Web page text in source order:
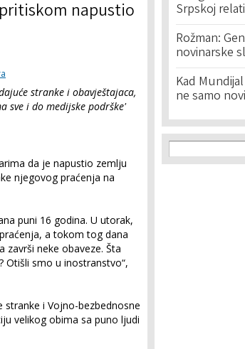
napustio
stranke i obavještajaca,
sve i do medijske podrške'
da je napustio zemlju
njegovog praćenja na
puni 16 godina. U utorak,
a tokom tog dana
završi neke obaveze. Šta
Otišli smo u inostranstvo“,
stranke i Vojno-bezbednosne
velikog obima sa puno ljudi
Srpskoj
Rožman:
novinarske
Kad
ne samo
Search
Search